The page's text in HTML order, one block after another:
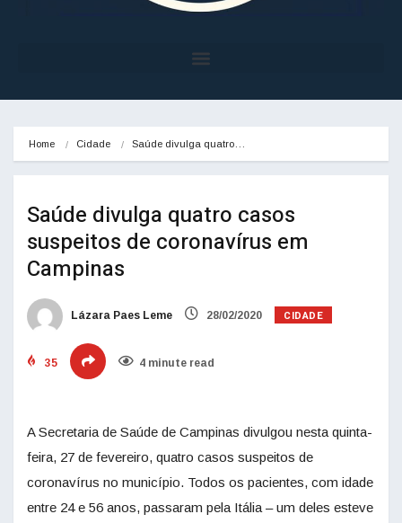
Home Cidade Saúde divulga quatro…
Saúde divulga quatro casos
suspeitos de coronavírus em
Campinas
Lázara Paes Leme 28/02/2020 CIDADE
35 4 minute read
A Secretaria de Saúde de Campinas divulgou nesta quinta-
feira, 27 de fevereiro, quatro casos suspeitos de
coronavírus no município. Todos os pacientes, com idade
entre 24 e 56 anos, passaram pela Itália – um deles esteve